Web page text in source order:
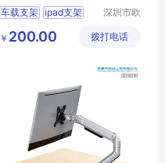
车载支架 ipad支架
车载电脑支架
深圳市欧
有限公司
￥ 200.00 拨打电话